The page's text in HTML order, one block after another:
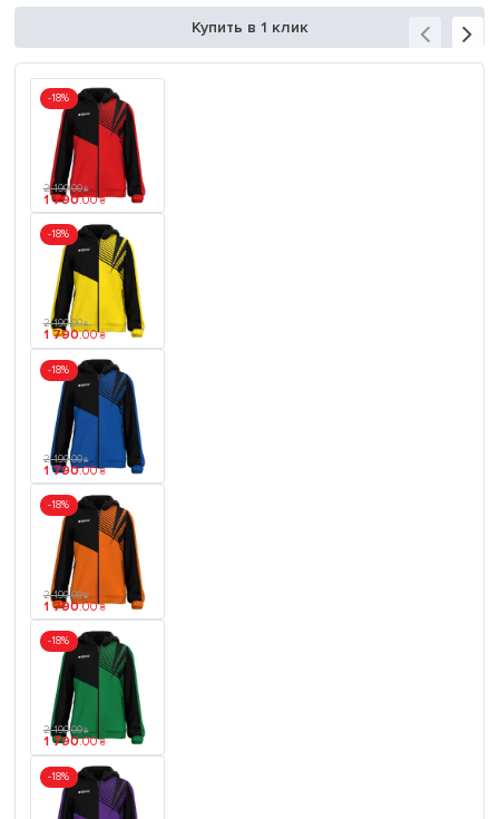
Купить в 1 клик
-18%
2 190.00 ₴
1 790.00 ₴
-18%
2 190.00 ₴
1 790.00 ₴
-18%
2 190.00 ₴
1 790.00 ₴
-18%
2 190.00 ₴
1 790.00 ₴
-18%
2 190.00 ₴
1 790.00 ₴
-18%